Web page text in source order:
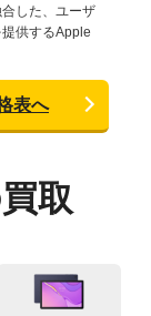
した、ユーザ
供するApple
表へ
取